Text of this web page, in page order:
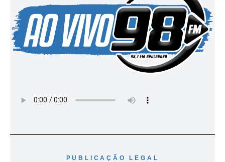
PUBLICAÇÃO LEGAL